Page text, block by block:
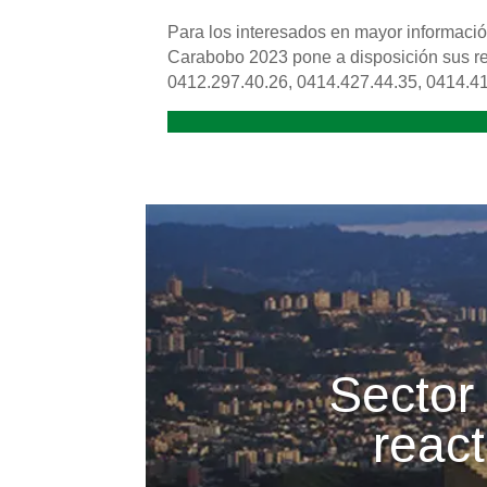
Para los interesados en mayor
Carabobo 2023 pone a disposición sus
0412.297.40.26, 0414.427.44.35,
Sector